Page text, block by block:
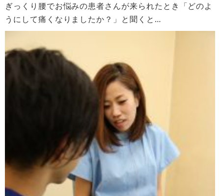
ぎっくり腰でお悩みの患者さんが来られたとき「どのよ
うにして痛くなりましたか？」と聞くと…